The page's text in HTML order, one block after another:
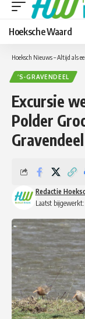
Hoeksche Waard
Hoeksch Nieuws – Altijd als
’S-GRAVENDEEL
Excursie
Polder
Gravendeel
Laatst
Redactie